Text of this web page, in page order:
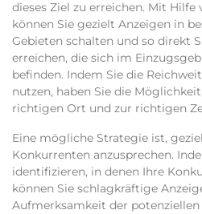
dieses Ziel zu erreichen. Mit
können Sie gezielt Anzeigen in
Gebieten schalten und so direkt
erreichen, die sich im
befinden. Indem Sie die
nutzen, haben Sie die
richtigen Ort und zur richtigen
Eine mögliche Strategie ist,
Konkurrenten anzusprechen.
identifizieren, in denen Ihre
können Sie schlagkräftige
Aufmerksamkeit der potenziellen